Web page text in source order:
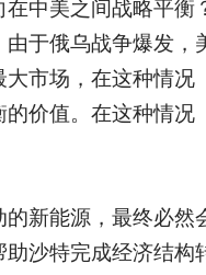
中美之间战略平衡
于俄乌战争爆发，
大市场，在这种情况
价值。在这种情况
新能源，最终必然
沙特完成经济结构